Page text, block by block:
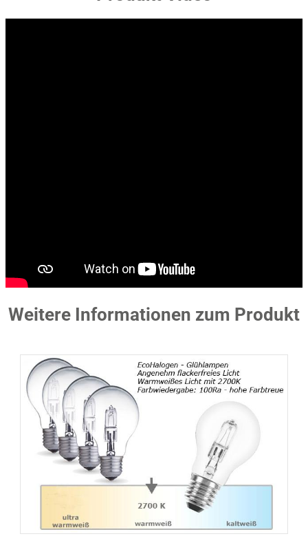
Weitere Informationen zum Produkt